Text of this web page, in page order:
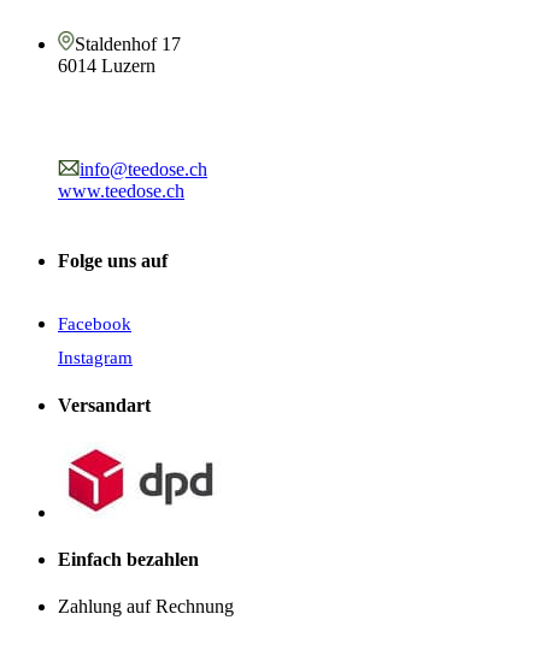
Staldenhof 17
6014 Luzern
info@teedose.ch
www.teedose.ch
Folge uns auf
Facebook
Instagram
Versandart
Einfach bezahlen
Zahlung auf Rechnung